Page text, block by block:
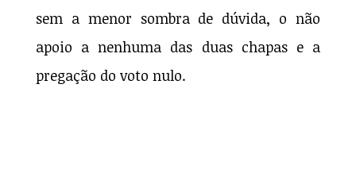
sem a menor sombra de dúvida, o não
apoio a nenhuma das duas chapas e a
pregação do voto nulo.